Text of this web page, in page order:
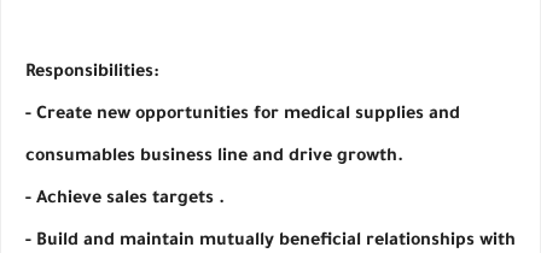
Responsibilities:
- Create new opportunities for medical supplies and
consumables business line and drive growth.
- Achieve sales targets .
- Build and maintain mutually beneficial relationships with